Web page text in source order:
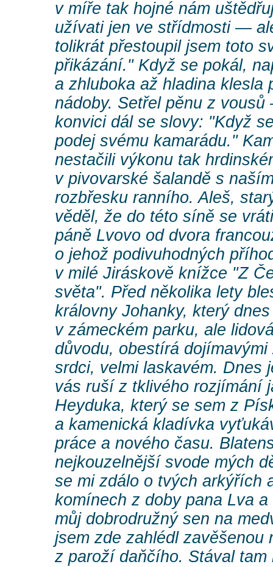
v míře tak hojné nám
užívati jen ve střídmosti —
tolikrát přestoupil jsem toto
přikázání." Když se pokál,
a zhluboka až hladina klesla
nádoby. Setřel pěnu z
konvici dál se slovy: "Když
podej svému kamarádu."
nestačili výkonu tak
v pivovarské šalandě s
rozbřesku ranního. Aleš,
věděl, že do této síně se
páně Lvovo od dvora
o jehož podivuhodných
v milé Jiráskově knížce "Z
světa". Před několika lety
královny Johanky, který
v zámeckém parku, ale
důvodu, obestírá
srdci, velmi laskavém. Dnes
vás ruší z tklivého rozjímání
Heyduka, který se sem z
a kamenická kladívka
práce a nového času.
nejkouzelnější svode mých
se mi zdálo o tvých arkýřích
komínech z doby pana Lva
můj dobrodružný sen na
jsem zde zahlédl zavěšenou
z paroží daňčího. Stával